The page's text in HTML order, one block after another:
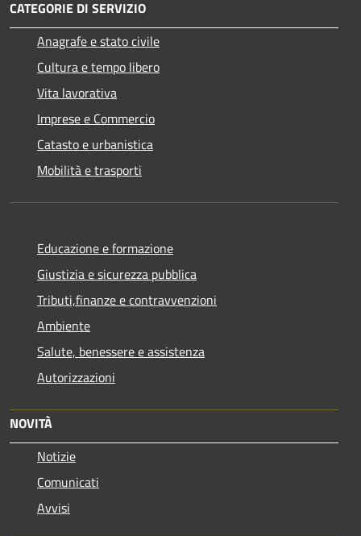
CATEGORIE DI SERVIZIO
Anagrafe e stato civile
Cultura e tempo libero
Vita lavorativa
Imprese e Commercio
Catasto e urbanistica
Mobilità e trasporti
Educazione e formazione
Giustizia e sicurezza pubblica
Tributi,finanze e contravvenzioni
Ambiente
Salute, benessere e assistenza
Autorizzazioni
NOVITÀ
Notizie
Comunicati
Avvisi